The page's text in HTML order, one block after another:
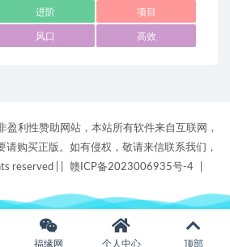
进阶 项目
风口 高效
利性赞助网站，本站所有软件来自互联网，
请购买正版。如有侵权，敬请来信联系我们，
reserved |
赣ICP备2023006935号-4
福缘网 个人中心 顶部